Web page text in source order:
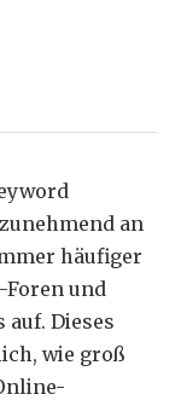
zunehmend an
häufiger
und
Dieses
wie groß